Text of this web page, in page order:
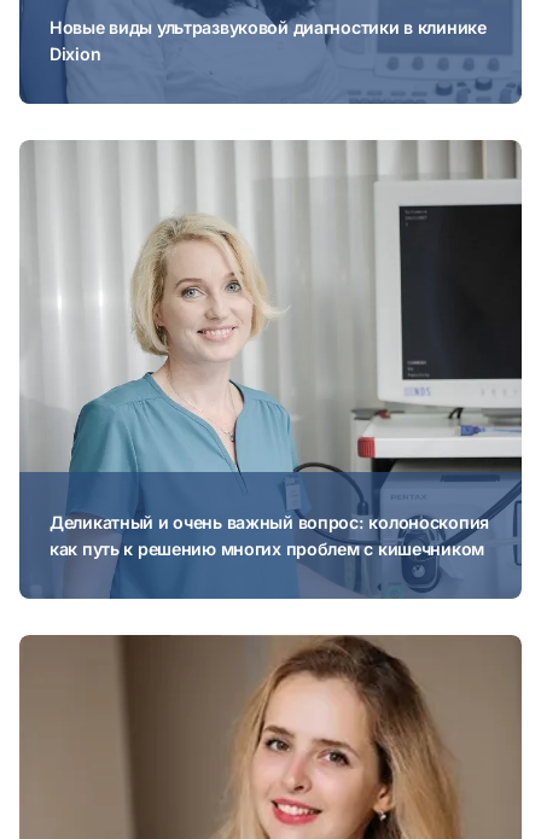
Новые виды ультразвуковой диагностики в клинике
Dixion
Деликатный и очень важный вопрос: колоноскопия
как путь к решению многих проблем с кишечником